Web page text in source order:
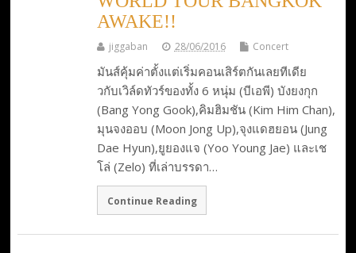
AWAKE!!
jiggaban 28/06/2016 Concert
มันส์คุ้มค่าตั้งแต่เริ่มคอนเสิร์ตกันเลยทีเดีย
วกับเวิล์ดทัวร์ของทั้ง 6 หนุ่ม (บีเอพี) บังยงกุก
(Bang Yong Gook),คิมฮิมชัน (Kim Him Chan),
มุนจงออบ (Moon Jong Up),จุงแดฮยอน (Jung
Dae Hyun),ยูยองแจ (Yoo Young Jae) และเช
โล่ (Zelo) ที่เล่าบรรดา…
Continue Reading